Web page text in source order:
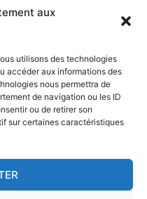
aux
utilisons des technologies
accéder aux informations des
nous permettra de
de navigation ou les ID
ou de retirer son
sur certaines caractéristiques
Si vous cliquez
vous en saurez plus
proximité des
en question.
km)
porte de Versailles